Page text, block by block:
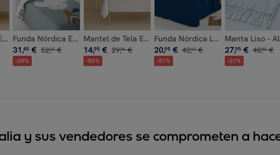
Poliéster Microfibra - 300 gr/m² con Tacto Pluma - Ona Gray
- Antimanchas - 100% Algodón - Half panamá - Sacchio
Funda Nórdica Estampada - Reversible - Infantil - Cierre Solapa -
31,45 € 52,00 €
-39%
Mantel de Tela Estampado - Antimanchas - 100%
14,95 € 29,95 €
-50%
Funda Nórdica Lisa - 100%
20,95 € 42,94 €
-51%
Manta Liso -
27,95 € 40,95 €
-31%
y sus vendedores se comprometen a